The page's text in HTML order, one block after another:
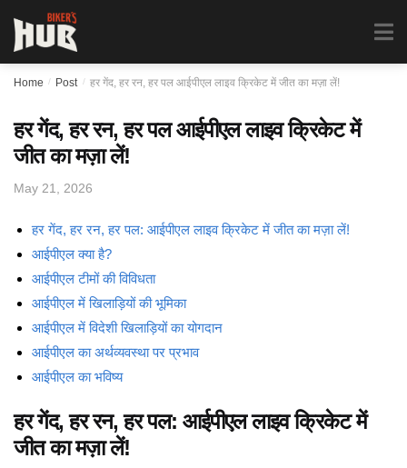
0
Home / Post / हर गेंद, हर रन, हर पल आईपीएल लाइव क्रिकेट में जीत का मज़ा लें!
हर गेंद, हर रन, हर पल आईपीएल लाइव क्रिकेट में
जीत का मज़ा लें!
May 21, 2026
हर गेंद, हर रन, हर पल: आईपीएल लाइव क्रिकेट में जीत का मज़ा लें!
आईपीएल क्या है?
आईपीएल टीमों की विविधता
आईपीएल में खिलाड़ियों की भूमिका
आईपीएल में विदेशी खिलाड़ियों का योगदान
आईपीएल का अर्थव्यवस्था पर प्रभाव
आईपीएल का भविष्य
हर गेंद, हर रन, हर पल: आईपीएल लाइव क्रिकेट में
जीत का मज़ा लें!